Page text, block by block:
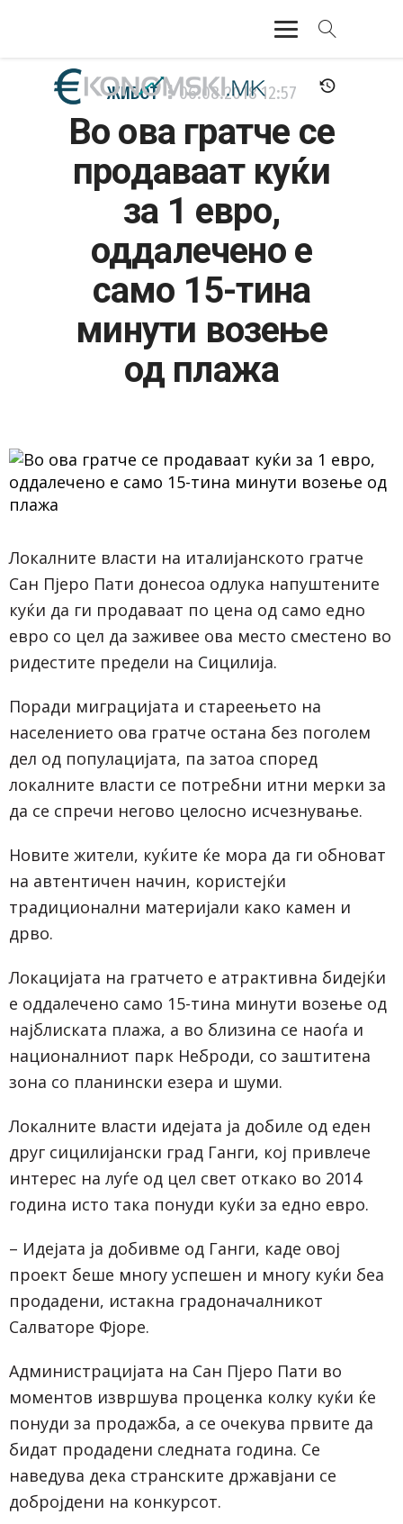
АКТУЕЛНО
ЕКОНОМИЈА
ФИНАНСИИ
БАНКАРСТВО
ЖИВОТ
ЖИВОТ 06.08.201812:57
Во ова гратче се
продаваат куќи
за 1 евро,
оддалечено е
само 15-тина
минути возење
од плажа
Локалните власти на италијанското гратче
Сан Пјеро Пати донесоа одлука напуштените
куќи да ги продаваат по цена од само едно
евро со цел да заживее ова место сместено во
ридестите предели на Сицилија.
Поради миграцијата и стареењето на
населението ова гратче остана без поголем
дел од популацијата, па затоа според
локалните власти се потребни итни мерки за
да се спречи негово целосно исчезнување.
Новите жители, куќите ќе мора да ги обноват
на автентичен начин, користејќи
традиционални материјали како камен и
дрво.
Локацијата на гратчето е атрактивна бидејќи
е оддалечено само 15-тина минути возење од
најблиската плажа, а во близина се наоѓа и
националниот парк Неброди, со заштитена
зона со планински езера и шуми.
Локалните власти идејата ја добиле од еден
друг сицилијански град Ганги, кој привлече
интерес на луѓе од цел свет откако во 2014
година исто така понуди куќи за едно евро.
– Идејата ја добивме од Ганги, каде овој
проект беше многу успешен и многу куќи беа
продадени, истакна градоначалникот
Салваторе Фјоре.
Администрацијата на Сан Пјеро Пати во
моментов извршува проценка колку куќи ќе
понуди за продажба, а се очекува првите да
бидат продадени следната година. Се
наведува дека странските државјани се
добројдени на конкурсот.